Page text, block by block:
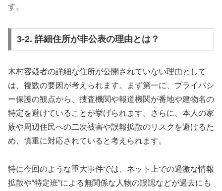
す。
3-2. 詳細住所が非公表の理由とは？
木村容疑者の詳細な住所が公開されていない理由として
は、複数の要因が考えられます。まず第一に、プライバシ
ー保護の観点から、捜査機関や報道機関が番地や建物名の
特定を避けていることが挙げられます。さらに、本人の家
族や周辺住民への二次被害や誤報拡散のリスクを避けるた
め、慎重に対応されていると考えられます。
特に今回のような重大事件では、ネット上での過激な情報
拡散や“特定班”による無関係な人物の誤認などが過去にも